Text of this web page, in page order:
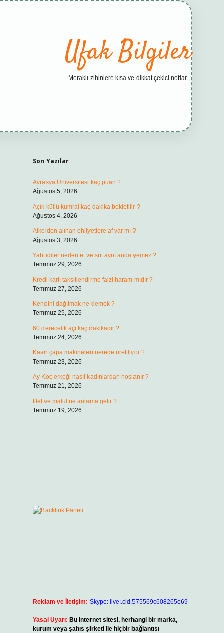
Ufak Bilgiler
Meraklı zihinlere kısa ve dikkat çekici notlar.
Son Yazılar
Avrasya Üniversitesi kaç puan ?
Ağustos 5, 2026
Açık küllü kumral kaç dakika bekletilir ?
Ağustos 4, 2026
Alkolden alınan ehliyetlere af var mı ?
Ağustos 3, 2026
Yahudiler neden et ve süt aynı anda yemez ?
Temmuz 29, 2026
Kredi kartı taksitlendirme faizi haram mıdır ?
Temmuz 27, 2026
Kendini dağıtmak ne demek ?
Temmuz 25, 2026
60 derecelik açı kaç dakikadır ?
Temmuz 24, 2026
Kaan çapa makineleri nerede üretiliyor ?
Temmuz 23, 2026
Ay Koç erkeği nasıl kadınlardan hoşlanır ?
Temmuz 21, 2026
İllet ve malul ne anlama gelir ?
Temmuz 19, 2026
Reklam ve İletişim: Skype: live:.cid.575569c608265c69
Yasal Uyarı: Bu internet sitesi, herhangi bir marka,
kurum veya şahıs şirketi ile hiçbir bağlantısı